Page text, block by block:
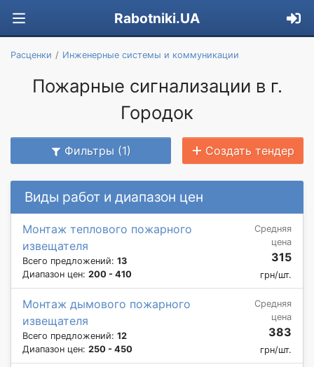
Rabotniki.UA
Расценки Инженерные системы и коммуникации
Пожарные сигнализации в г.
Городок
Фильтры (1) Создать тендер
Виды работ и диапазон цен
Монтаж теплового пожарного
извещателя
Всего предложений: 13
Диапазон цен: 200 - 410
Средняя
цена
315
грн/шт.
Монтаж дымового пожарного
извещателя
Всего предложений: 12
Диапазон цен: 250 - 450
Средняя
цена
383
грн/шт.